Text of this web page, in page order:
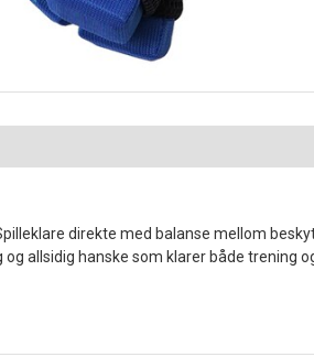
direkte med balanse mellom
og allsidig hanske som klarer både